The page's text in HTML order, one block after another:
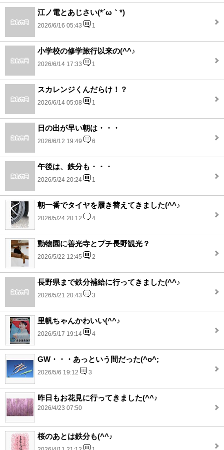
江ノ電とあじさい(*´ω｀*)
2026/6/16 05:43 1
小学校の修学旅行以来の(^^♪
2026/6/14 17:33 1
スカレンジくんだらけ！？
2026/6/14 05:08 1
日の出が早い朝は・・・
2026/6/12 19:49 6
午後は、鉄分も・・・
2026/5/24 20:24 1
朝一番でタイヤを履き替えてきました(^^♪
2026/5/24 20:12 4
動物園に善光寺とプチ長野観光？
2026/5/22 12:45 2
長野県まで鉄分補給に行ってきました(^^♪
2026/5/21 20:43 3
里帆ちゃんかわいい(^^♪
2026/5/17 19:14 4
GW・・・あっという間だった(^o^;
2026/5/6 19:12 3
昨日もお花見に行ってきました(^^♪
2026/4/23 07:50
桜のあとは鉄分も(^^♪